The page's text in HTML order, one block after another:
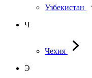
Узбекистан
Ч
Чехия
Э